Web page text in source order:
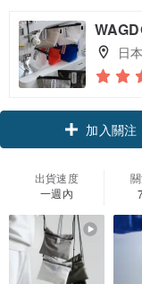
日本
加入關注
出貨速度
一週內